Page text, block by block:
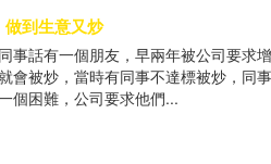
到生意又炒
事話有一個朋友，早兩年被公司要求
會被炒，當時有同事不達標被炒，同
個困難，公司要求他們...